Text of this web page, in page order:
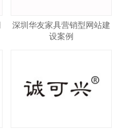
深圳华友家具营销型网站建
设案例